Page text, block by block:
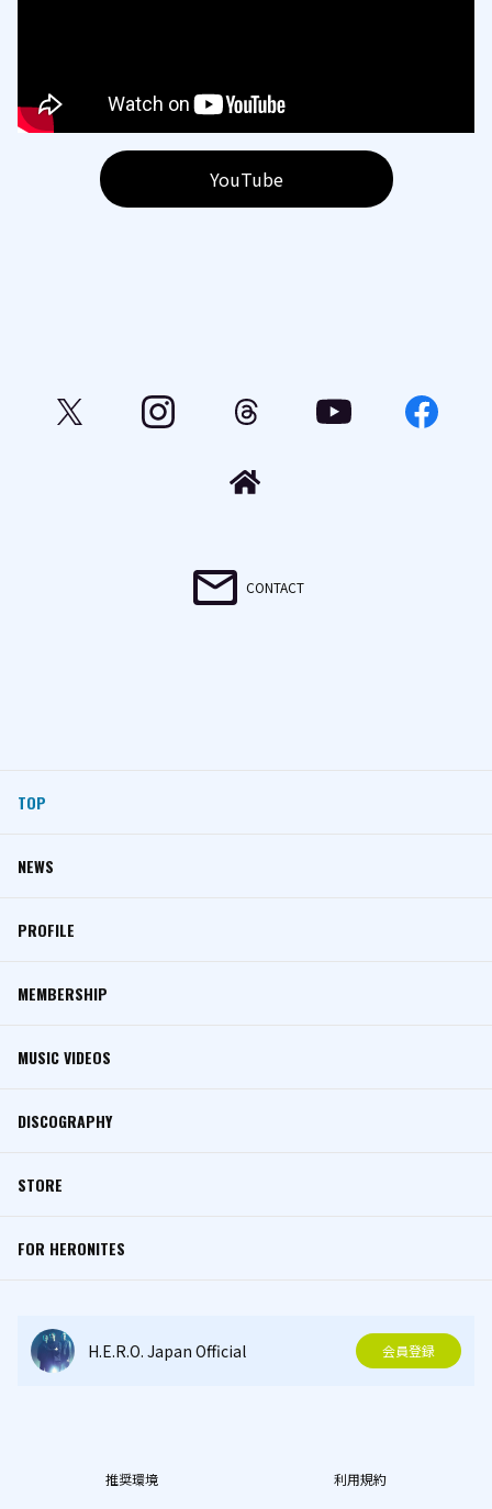
YouTube
CONTACT
TOP
NEWS
PROFILE
MEMBERSHIP
MUSIC VIDEOS
DISCOGRAPHY
STORE
FOR HERONITES
H.E.R.O. Japan Official 会員登録
推奨環境 利用規約